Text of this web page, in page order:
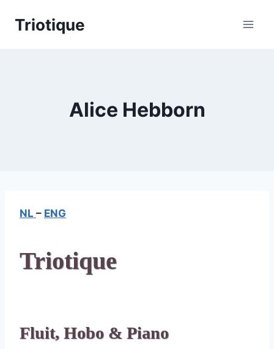
Triotique
Alice Hebborn
NL – ENG
Triotique
Fluit, Hobo & Piano